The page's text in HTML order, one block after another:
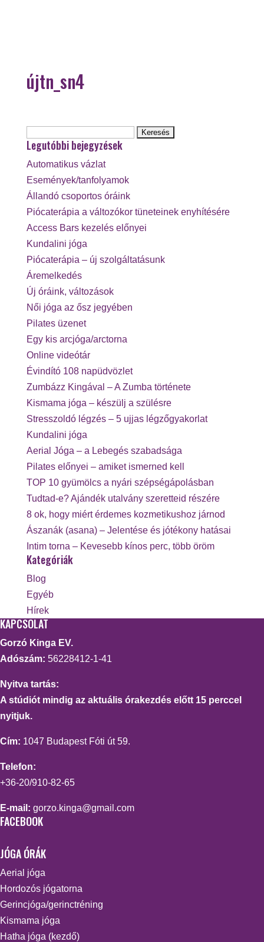
újtn_sn4
Legutóbbi bejegyzések
Automatikus vázlat
Események/tanfolyamok
Állandó csoportos óráink
Piócaterápia a változókor tüneteinek enyhítésére
Access Bars kezelés előnyei
Kundalini jóga
Piócaterápia – új szolgáltatásunk
Áremelkedés
Új óráink, változások
Női jóga az ősz jegyében
Pilates üzenet
Egy kis arcjóga/arctorna
Online videótár
Évindító 108 napüdvözlet
Zumbázz Kingával – A Zumba története
Kismama jóga – készülj a szülésre
Stresszoldó légzés – 5 ujjas légzőgyakorlat
Kundalini jóga
Aerial Jóga – a Lebegés szabadsága
Pilates előnyei – amiket ismerned kell
TOP 10 gyümölcs a nyári szépségápolásban
Tudtad-e? Ajándék utalvány szeretteid részére
8 ok, hogy miért érdemes kozmetikushoz járnod
Ászanák (asana) – Jelentése és jótékony hatásai
Intim torna – Kevesebb kínos perc, több öröm
Kategóriák
Blog
Egyéb
Hírek
KAPCSOLAT
Gorzó Kinga EV.
Adószám: 56228412-1-41
Nyitva tartás:
A stúdiót mindig az aktuális órakezdés előtt 15 perccel
nyitjuk.
Cím: 1047 Budapest Fóti út 59.
Telefon:
+36-20/910-82-65
E-mail: gorzo.kinga@gmail.com
FACEBOOK
JÓGA ÓRÁK
Aerial jóga
Hordozós jógatorna
Gerincjóga/gerinctréning
Kismama jóga
Hatha jóga (kezdő)